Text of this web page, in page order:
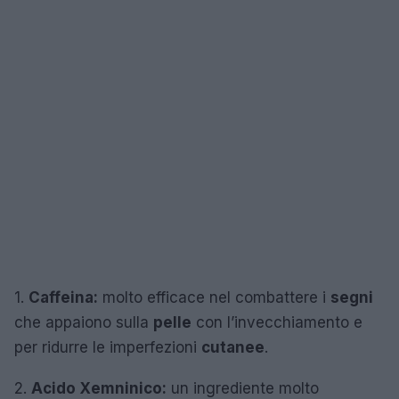
1. Caffeina: molto efficace nel combattere i segni
che appaiono sulla pelle con l’invecchiamento e
per ridurre le imperfezioni cutanee.
2. Acido Xemninico: un ingrediente molto